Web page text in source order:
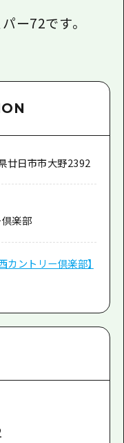
ー72です。
廿日市市大野2392
楽部
カントリー倶楽部】